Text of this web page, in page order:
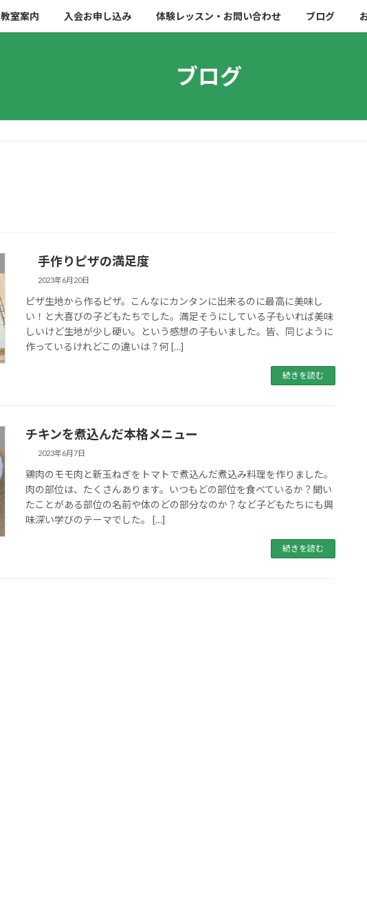
教室案内 入会お申し込み 体験レッスン・お問い合わせ ブログ
ブログ
手作りピザの満足度
2023年6月20日
ピザ生地から作るピザ。こんなにカンタンに出来るのに最高に美味し
い！と大喜びの子どもたちでした。満足そうにしている子もいれば美味
しいけど生地が少し硬い。という感想の子もいました。皆、同じように
作っているけれどこの違いは？何 […]
続きを読む
チキンを煮込んだ本格メニュー
2023年6月7日
鶏肉のモモ肉と新玉ねぎをトマトで煮込んだ煮込み料理を作りました。
肉の部位は、たくさんあります。いつもどの部位を食べているか？聞い
たことがある部位の名前や体のどの部分なのか？など子どもたちにも興
味深い学びのテーマでした。 […]
続きを読む